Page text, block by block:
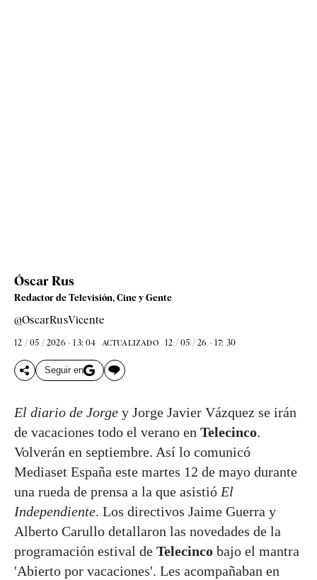
Óscar Rus
Redactor de Televisión, Cine y Gente
@OscarRusVicente
12 / 05 / 2026 - 13: 04 ACTUALIZADO 12 / 05 / 26 - 17: 30
Seguir en
El diario de Jorge y Jorge Javier Vázquez se irán
de vacaciones todo el verano en Telecinco.
Volverán en septiembre. Así lo comunicó
Mediaset España este martes 12 de mayo durante
una rueda de prensa a la que asistió El
Independiente. Los directivos Jaime Guerra y
Alberto Carullo detallaron las novedades de la
programación estival de Telecinco bajo el mantra
'Abierto por vacaciones'. Les acompañaban en